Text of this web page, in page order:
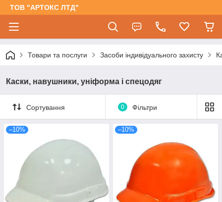
ТОВ "АРТОКС ЛТД"
Товари та послуги Засоби індивідуального захисту
Каски, навушники, уніформа і спецодяг
Сортування 0 Фільтри
–10% –10%